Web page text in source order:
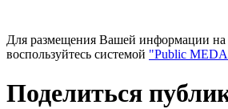
Для размещения Вашей информации на
воспользуйтесь системой "Public
Поделиться